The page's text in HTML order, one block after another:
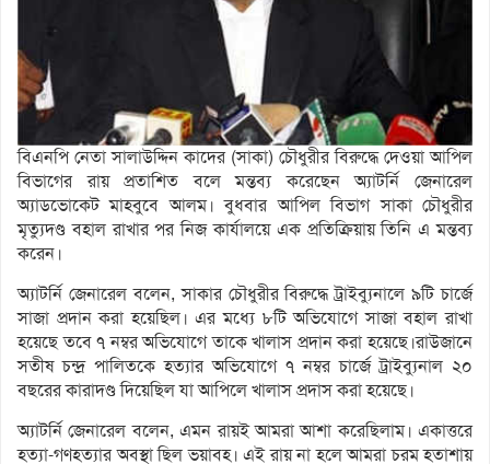
বিএনপি নেতা সালাউদ্দিন কাদের (সাকা) চৌধুরীর বিরুদ্ধে দেওয়া আপিল
বিভাগের রায় প্রতাশিত বলে মন্তব্য করেছেন অ্যাটর্নি জেনারেল
অ্যাডভোকেট মাহবুবে আলম। বুধবার আপিল বিভাগ সাকা চৌধুরীর
মৃত্যুদণ্ড বহাল রাখার পর নিজ কার্যালয়ে এক প্রতিক্রিয়ায় তিনি এ মন্তব্য
করেন।
অ্যাটর্নি জেনারেল বলেন, সাকার চৌধুরীর বিরুদ্ধে ট্রাইব্যুনালে ৯টি চার্জে
সাজা প্রদান করা হয়েছিল। এর মধ্যে ৮টি অভিযোগে সাজা বহাল রাখা
হয়েছে তবে ৭ নম্বর অভিযোগে তাকে খালাস প্রদান করা হয়েছে।রাউজানে
সতীষ চন্দ্র পালিতকে হত্যার অভিযোগে ৭ নম্বর চার্জে ট্রাইব্যুনাল ২০
বছরের কারাদণ্ড দিয়েছিল যা আপিলে খালাস প্রদাস করা হয়েছে।
অ্যাটর্নি জেনারেল বলেন, এমন রায়ই আমরা আশা করেছিলাম। একাত্তরে
হত্যা-গণহত্যার অবস্থা ছিল ভয়াবহ। এই রায় না হলে আমরা চরম হতাশায়